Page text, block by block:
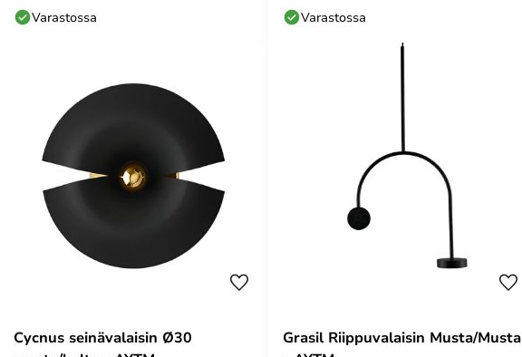
Varastossa
Varastossa
Cycnus seinävalaisin Ø30
Grasil Riippuvalaisin Musta/Musta